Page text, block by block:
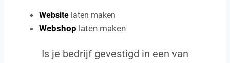
Website laten maken
Webshop laten maken
Is je bedrijf gevestigd in een van